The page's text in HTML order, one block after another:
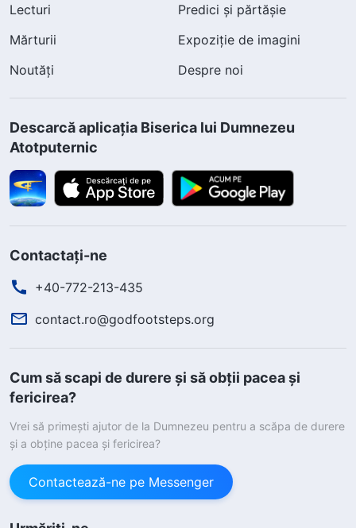
Lecturi
Predici și părtășie
Mărturii
Expoziție de imagini
Noutăți
Despre noi
Descarcă aplicația Biserica lui Dumnezeu
Atotputernic
Contactați-ne
+40-772-213-435
contact.ro@godfootsteps.org
Cum să scapi de durere și să obții pacea și
fericirea?
Vrei să primești ajutor de la Dumnezeu pentru a scăpa de durere
și a obține pacea și fericirea?
Contactează-ne pe Messenger